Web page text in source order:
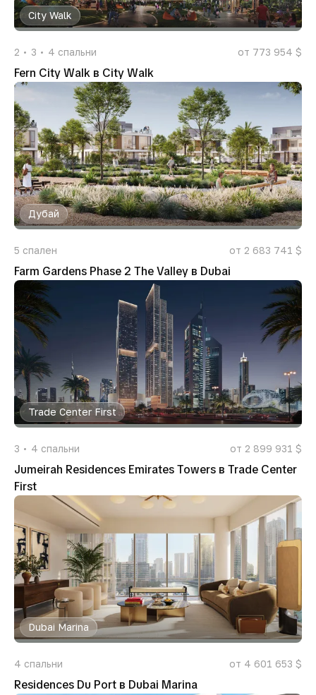
City Walk
2 3 4 спальни от 773 954 $
Fern City Walk в City Walk
Дубай
5 спален от 2 683 741 $
Farm Gardens Phase 2 The Valley в Dubai
Trade Center First
3 4 спальни от 2 899 931 $
Jumeirah Residences Emirates Towers в Trade Center
First
Dubai Marina
4 спальни от 4 601 653 $
Residences Du Port в Dubai Marina